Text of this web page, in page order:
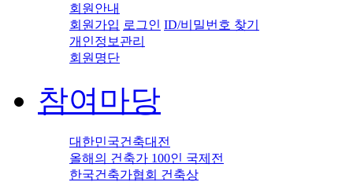
회원안내
회원가입 로그인 ID/비밀번호 찾기
개인정보관리
회원명단
참여마당
대한민국건축대전
올해의 건축가 100인 국제전
한국건축가협회 건축상